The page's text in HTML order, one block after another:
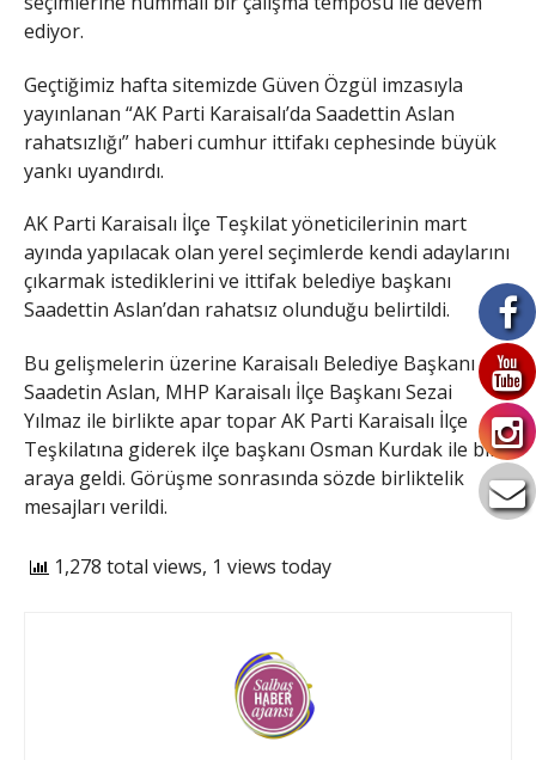
ediyor.
Geçtiğimiz hafta sitemizde Güven Özgül imzasıyla
yayınlanan “AK Parti Karaisalı’da Saadettin Aslan
rahatsızlığı” haberi cumhur ittifakı cephesinde büyük
yankı uyandırdı.
AK Parti Karaisalı İlçe Teşkilat yöneticilerinin mart
ayında yapılacak olan yerel seçimlerde kendi adaylarını
çıkarmak istediklerini ve ittifak belediye başkanı
Saadettin Aslan’dan rahatsız olunduğu belirtildi.
Bu gelişmelerin üzerine Karaisalı Belediye Başkanı
Saadetin Aslan, MHP Karaisalı İlçe Başkanı Sezai
Yılmaz ile birlikte apar topar AK Parti Karaisalı İlçe
Teşkilatına giderek ilçe başkanı Osman Kurdak ile bir
araya geldi. Görüşme sonrasında sözde birliktelik
mesajları verildi.
1,278 total views, 1 views today